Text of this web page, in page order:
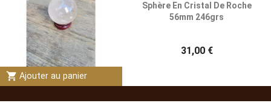
shopping_cart Ajouter au panier
Sphère En Cristal De Roche
56mm 246grs
31,00 €